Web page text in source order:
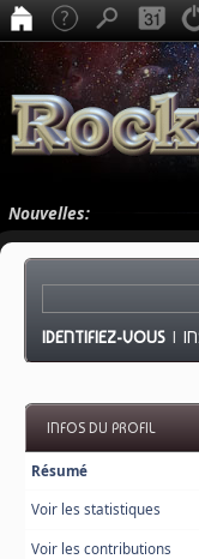
Nouvelles:
IDENTIFIEZ-VOUS |
INFOS DU PROFIL
Résumé
Voir les statistiques
Voir les contributions